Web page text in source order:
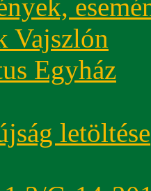
Vajszlón
Egyház
letöltése